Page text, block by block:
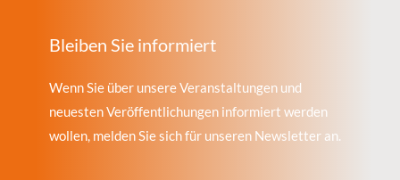
Bleiben Sie informiert
Wenn Sie über unsere Veranstaltungen und
neuesten Veröffentlichungen informiert werden
wollen, melden Sie sich für unseren Newsletter an.